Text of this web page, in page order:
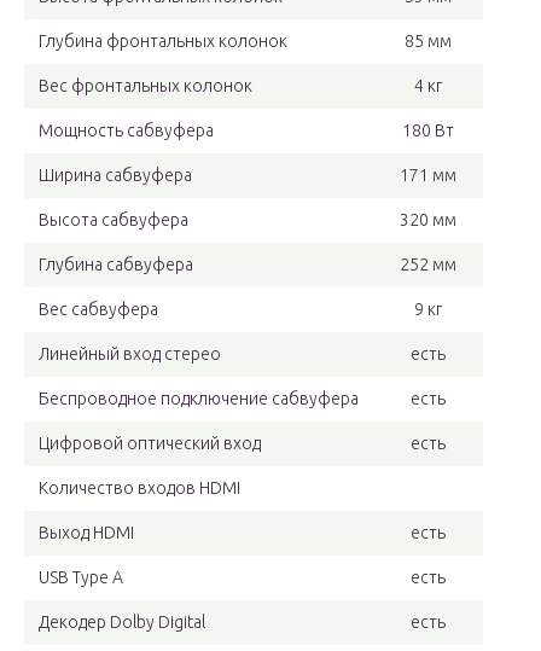
Глубина фронтальных колонок 85 мм
Вес фронтальных колонок 4 кг
Мощность сабвуфера 180 Вт
Ширина сабвуфера 171 мм
Высота сабвуфера 320 мм
Глубина сабвуфера 252 мм
Вес сабвуфера 9 кг
Линейный вход стерео есть
Беспроводное подключение сабвуфера есть
Цифровой оптический вход есть
Количество входов HDMI
Выход HDMI есть
USB Type A есть
Декодер Dolby Digital есть